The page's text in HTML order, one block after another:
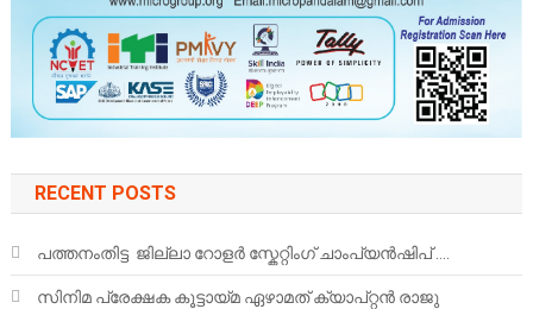
RECENT POSTS
പത്തനംതിട്ട ജില്ലാ റോളർ സ്കേറ്റിംഗ് ചാംപ്യൻഷിപ് ….
സിനിമ പ്രേക്ഷക കൂട്ടായ്മ ഏഴാമത് ക്യാപ്റ്റൻ രാജു